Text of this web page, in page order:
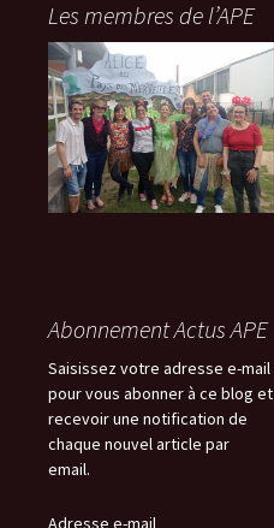
Les membres de l’APE
Abonnement Actus APE
Saisissez votre adresse e-mail
pour vous abonner à ce blog et
recevoir une notification de
chaque nouvel article par
email.
Adresse e-mail